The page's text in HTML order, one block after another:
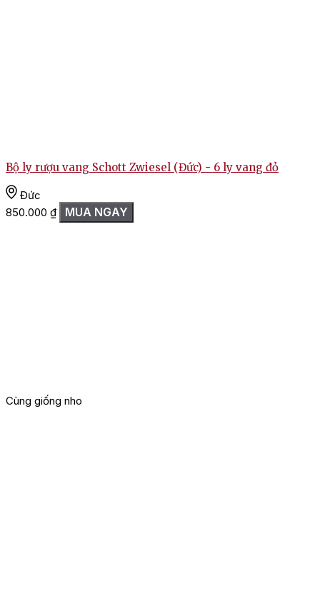
Bộ ly rượu vang Schott Zwiesel (Đức) - 6 ly vang đỏ
Đức
850.000 ₫ MUA NGAY
Cùng giống nho